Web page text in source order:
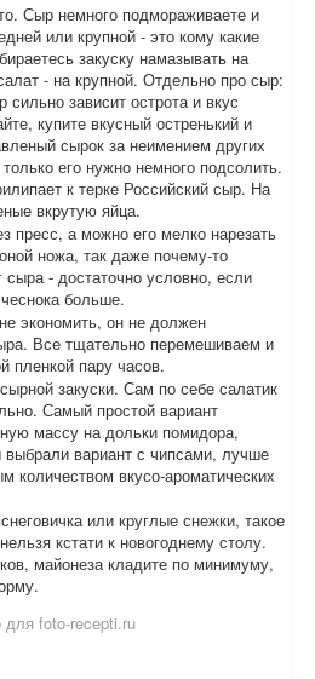
Сыр немного подмораживаете и
или крупной - это кому какие
закуску намазывать на
- на крупной. Отдельно про сыр:
сильно зависит острота и вкус
купите вкусный остренький и
сырок за неимением других
его нужно немного подсолить.
к терке Российский сыр. На
вкрутую яйца.
пресс, а можно его мелко нарезать
ножа, так даже почему-то
сыра - достаточно условно, если
больше.
экономить, он не должен
Все тщательно перемешиваем и
пленкой пару часов.
закуски. Сам по себе салатик
Самый простой вариант
массу на дольки помидора,
вариант с чипсами, лучше
количеством вкусо-ароматических
или круглые снежки, такое
кстати к новогоднему столу.
майонеза кладите по минимуму,
для foto-recepti.ru